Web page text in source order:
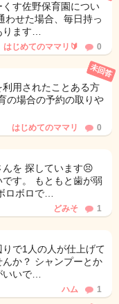
す佐野保育園につい
わせた場合、毎日持っ
ます…
はじめてのママリ🔰 0
用されたことある方
の場合の予約の取りや
未回答
はじめてのママリ 0
を 探しています😣
す。 もともと歯が弱
ロボロで…
どみそ 1
で1人の人が仕上げて
か？ シャンプーとか
いで…
ハム 1